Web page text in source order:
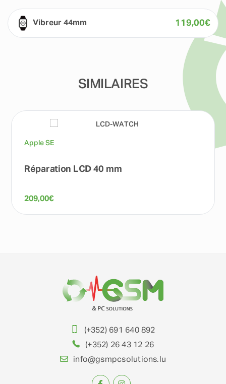
Vibreur 44mm 119,00€
SIMILAIRES
Apple SE
Réparation LCD 40 mm
209,00€
(+352) 691 640 892
(+352) 26 43 12 26
info@gsmpcsolutions.lu